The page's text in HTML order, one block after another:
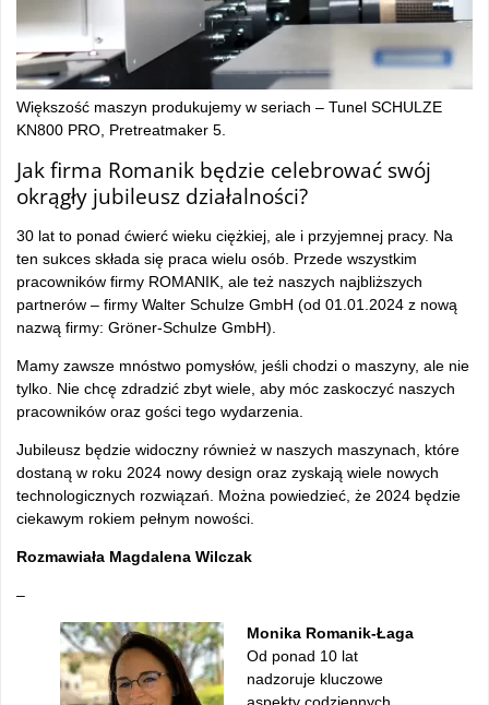
Większość maszyn produkujemy w seriach – Tunel SCHULZE
KN800 PRO, Pretreatmaker 5.
Jak firma Romanik będzie celebrować swój
okrągły jubileusz działalności?
30 lat to ponad ćwierć wieku ciężkiej, ale i przyjemnej pracy. Na
ten sukces składa się praca wielu osób. Przede wszystkim
pracowników firmy ROMANIK, ale też naszych najbliższych
partnerów – firmy Walter Schulze GmbH (od 01.01.2024 z nową
nazwą firmy: Gröner-Schulze GmbH).
Mamy zawsze mnóstwo pomysłów, jeśli chodzi o maszyny, ale nie
tylko. Nie chcę zdradzić zbyt wiele, aby móc zaskoczyć naszych
pracowników oraz gości tego wydarzenia.
Jubileusz będzie widoczny również w naszych maszynach, które
dostaną w roku 2024 nowy design oraz zyskają wiele nowych
technologicznych rozwiązań. Można powiedzieć, że 2024 będzie
ciekawym rokiem pełnym nowości.
Rozmawiała Magdalena Wilczak
–
Monika Romanik-Łaga
Od ponad 10 lat
nadzoruje kluczowe